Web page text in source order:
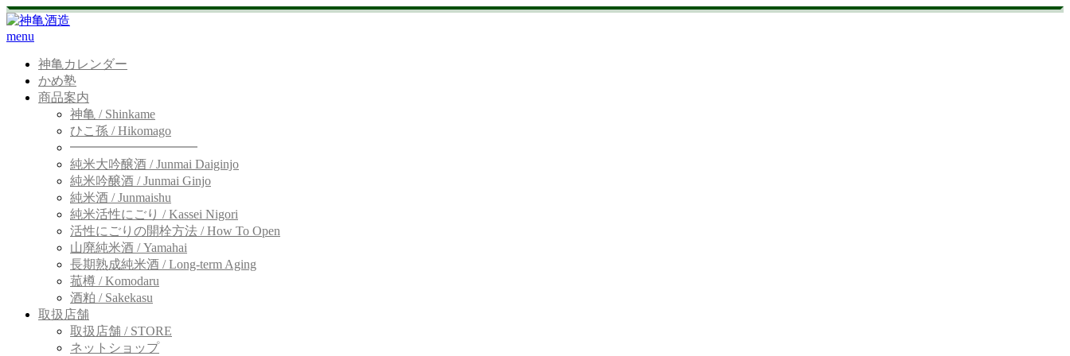
menu
神亀カレンダー
かめ塾
商品案内
神亀 / Shinkame
ひこ孫 / Hikomago
━━━━━━━━━━
純米大吟醸酒 / Junmai Daiginjo
純米吟醸酒 / Junmai Ginjo
純米酒 / Junmaishu
純米活性にごり / Kassei Nigori
活性にごりの開栓方法 / How To Open
山廃純米酒 / Yamahai
長期熟成純米酒 / Long-term Aging
菰樽 / Komodaru
酒粕 / Sakekasu
取扱店舗
取扱店舗 / STORE
ネットショップ